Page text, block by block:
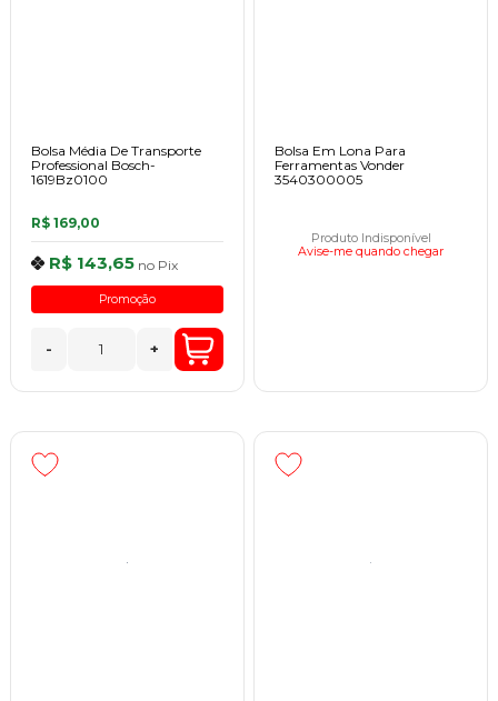
Bolsa Média De Transporte
Professional Bosch-
1619Bz0100
R$ 169,00
R$ 143,65 no Pix
Promoção
- +
Bolsa Em Lona Para
Ferramentas Vonder
3540300005
Produto Indisponível
Avise-me quando chegar